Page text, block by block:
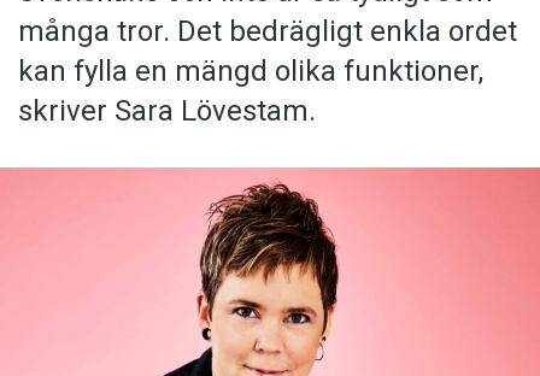
många tror. Det bedrägligt enkla ordet
kan fylla en mängd olika funktioner,
skriver Sara Lövestam.